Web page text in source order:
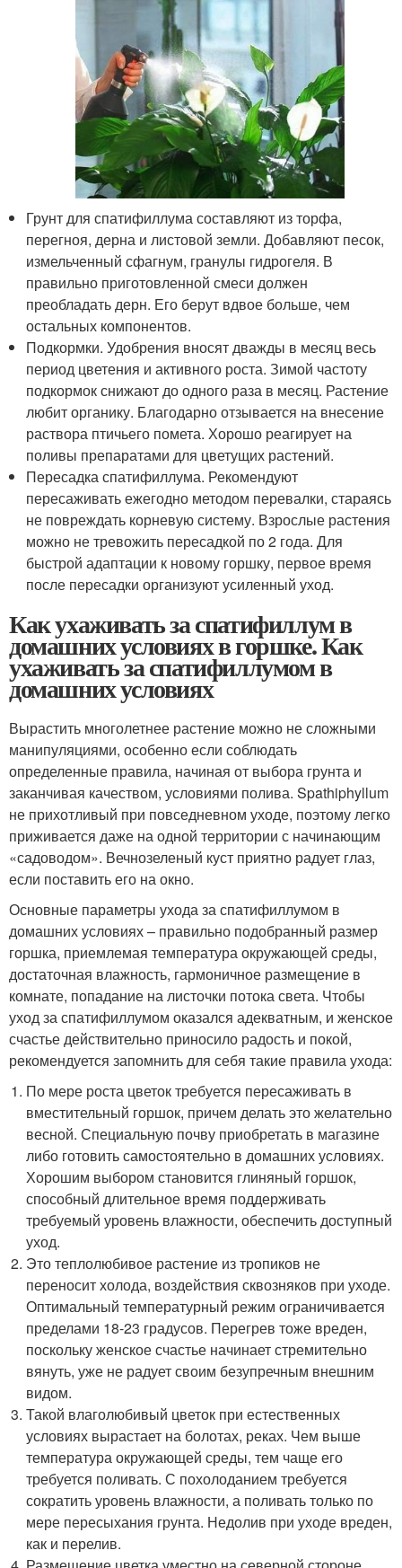
Грунт для спатифиллума составляют из торфа,
перегноя, дерна и листовой земли. Добавляют песок,
измельченный сфагнум, гранулы гидрогеля. В
правильно приготовленной смеси должен
преобладать дерн. Его берут вдвое больше, чем
остальных компонентов.
Подкормки. Удобрения вносят дважды в месяц весь
период цветения и активного роста. Зимой частоту
подкормок снижают до одного раза в месяц. Растение
любит органику. Благодарно отзывается на внесение
раствора птичьего помета. Хорошо реагирует на
поливы препаратами для цветущих растений.
Пересадка спатифиллума. Рекомендуют
пересаживать ежегодно методом перевалки, стараясь
не повреждать корневую систему. Взрослые растения
можно не тревожить пересадкой по 2 года. Для
быстрой адаптации к новому горшку, первое время
после пересадки организуют усиленный уход.
Как ухаживать за спатифиллум в
домашних условиях в горшке. Как
ухаживать за спатифиллумом в
домашних условиях
Вырастить многолетнее растение можно не сложными
манипуляциями, особенно если соблюдать
определенные правила, начиная от выбора грунта и
заканчивая качеством, условиями полива. Spathiphyllum
не прихотливый при повседневном уходе, поэтому легко
приживается даже на одной территории с начинающим
«садоводом». Вечнозеленый куст приятно радует глаз,
если поставить его на окно.
Основные параметры ухода за спатифиллумом в
домашних условиях – правильно подобранный размер
горшка, приемлемая температура окружающей среды,
достаточная влажность, гармоничное размещение в
комнате, попадание на листочки потока света. Чтобы
уход за спатифиллумом оказался адекватным, и женское
счастье действительно приносило радость и покой,
рекомендуется запомнить для себя такие правила ухода:
По мере роста цветок требуется пересаживать в
вместительный горшок, причем делать это желательно
весной. Специальную почву приобретать в магазине
либо готовить самостоятельно в домашних условиях.
Хорошим выбором становится глиняный горшок,
способный длительное время поддерживать
требуемый уровень влажности, обеспечить доступный
уход.
Это теплолюбивое растение из тропиков не
переносит холода, воздействия сквозняков при уходе.
Оптимальный температурный режим ограничивается
пределами 18-23 градусов. Перегрев тоже вреден,
поскольку женское счастье начинает стремительно
вянуть, уже не радует своим безупречным внешним
видом.
Такой влаголюбивый цветок при естественных
условиях вырастает на болотах, реках. Чем выше
температура окружающей среды, тем чаще его
требуется поливать. С похолоданием требуется
сократить уровень влажности, а поливать только по
мере пересыхания грунта. Недолив при уходе вреден,
как и перелив.